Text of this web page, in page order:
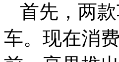
首先，两
车。现在消